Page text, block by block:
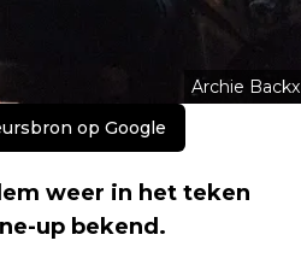
Archie Backx
op Google
weer in het teken
up bekend.